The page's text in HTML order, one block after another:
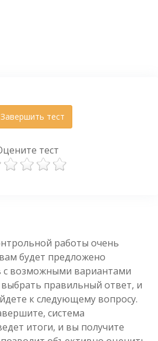
тест
тест
работы очень
будет предложено
с возможными вариантами
правильный ответ, и
к следующему вопросу.
система
итоги, и вы получите